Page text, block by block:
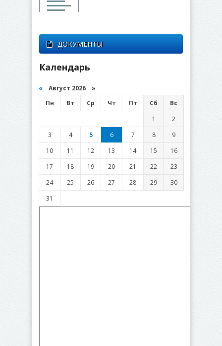
ДОКУМЕНТЫ
Календарь
« Август 2026 »
Пн
Вт Ср Чт Пт Сб
Вс
1
2
3
4 5 6 7 8
9
10
11 12 13 14 15
16
17
18 19 20 21 22
23
24
25 26 27 28 29
30
31